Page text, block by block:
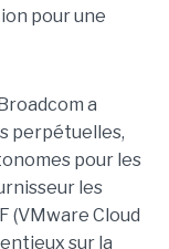
pour une
a
perpétuelles,
pour les
les
(VMware Cloud
sur la